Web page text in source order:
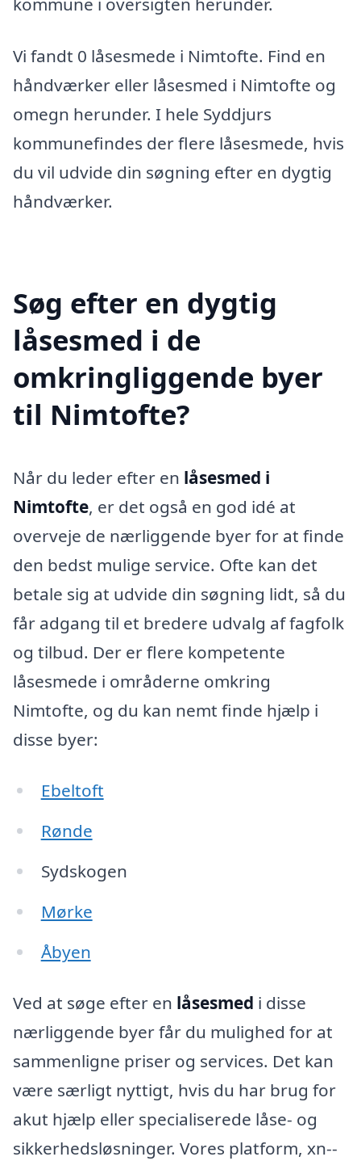
Vi fandt 0 låsesmede i Nimtofte. Find en
håndværker eller låsesmed i Nimtofte og
omegn herunder. I hele Syddjurs
kommunefindes der flere låsesmede, hvis
du vil udvide din søgning efter en dygtig
håndværker.
Søg efter en dygtig
låsesmed i de
omkringliggende byer
til Nimtofte?
Når du leder efter en låsesmed i
Nimtofte, er det også en god idé at
overveje de nærliggende byer for at finde
den bedst mulige service. Ofte kan det
betale sig at udvide din søgning lidt, så du
får adgang til et bredere udvalg af fagfolk
og tilbud. Der er flere kompetente
låsesmede i områderne omkring
Nimtofte, og du kan nemt finde hjælp i
disse byer:
Ebeltoft
Rønde
Sydskogen
Mørke
Åbyen
Ved at søge efter en låsesmed i disse
nærliggende byer får du mulighed for at
sammenligne priser og services. Det kan
være særligt nyttigt, hvis du har brug for
akut hjælp eller specialiserede låse- og
sikkerhedsløsninger. Vores platform, xn--